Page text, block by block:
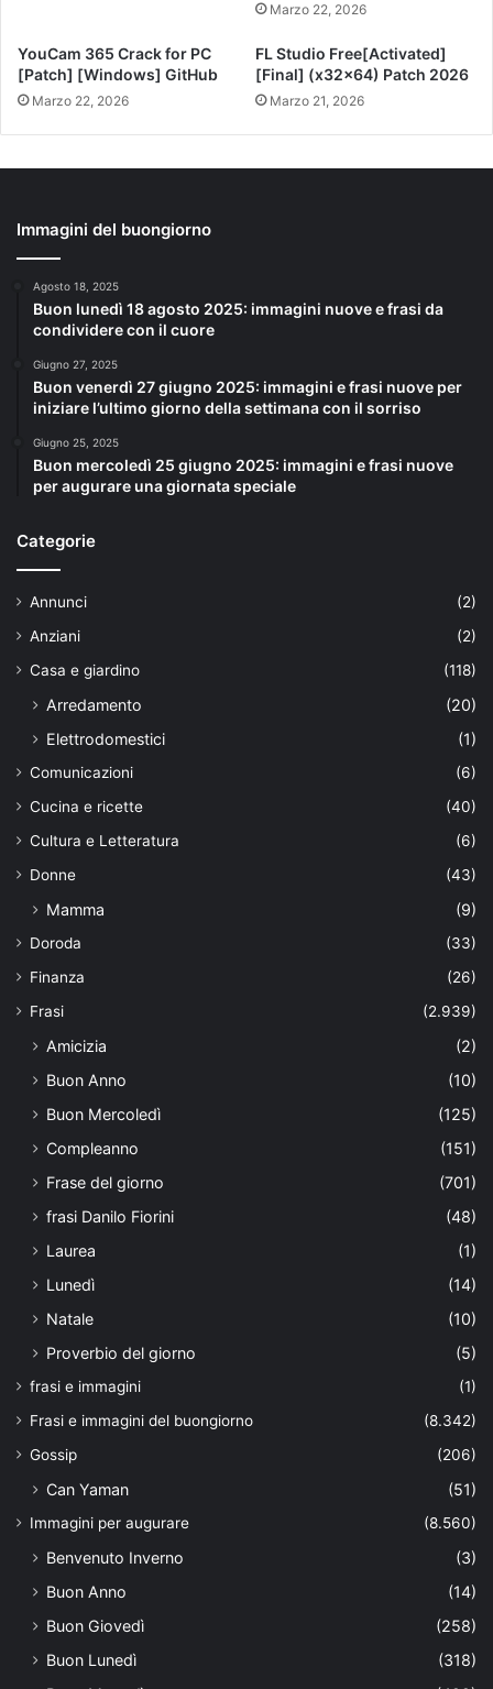
Marzo 22, 2026
YouCam 365 Crack for PC
[Patch] [Windows] GitHub
Marzo 22, 2026
FL Studio Free[Activated]
[Final] (x32x64) Patch 2026
Marzo 21, 2026
Immagini del buongiorno
Agosto 18, 2025
Buon lunedì 18 agosto 2025: immagini nuove e frasi da
condividere con il cuore
Giugno 27, 2025
Buon venerdì 27 giugno 2025: immagini e frasi nuove per
iniziare l’ultimo giorno della settimana con il sorriso
Giugno 25, 2025
Buon mercoledì 25 giugno 2025: immagini e frasi nuove
per augurare una giornata speciale
Categorie
Annunci
(2)
Anziani
(2)
Casa e giardino
(118)
Arredamento
(20)
Elettrodomestici
(1)
Comunicazioni
(6)
Cucina e ricette
(40)
Cultura e Letteratura
(6)
Donne
(43)
Mamma (9)
Doroda
(33)
Finanza
(26)
Frasi
(2.939)
Amicizia
(2)
Buon Anno
(10)
Buon Mercoledì
(125)
Compleanno
(151)
Frase del giorno
(701)
frasi Danilo Fiorini
(48)
Laurea
(1)
Lunedì
(14)
Natale
(10)
Proverbio del giorno
(5)
frasi e immagini
(1)
Frasi e immagini del buongiorno
(8.342)
Gossip
(206)
Can Yaman (51)
Immagini per augurare (8.560)
Benvenuto Inverno
(3)
Buon Anno
(14)
Buon Giovedì
(258)
Buon Lunedì
(318)